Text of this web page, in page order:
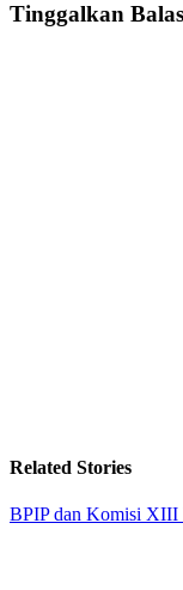
Tinggalkan
Related Stories
BPIP dan Komisi XIII